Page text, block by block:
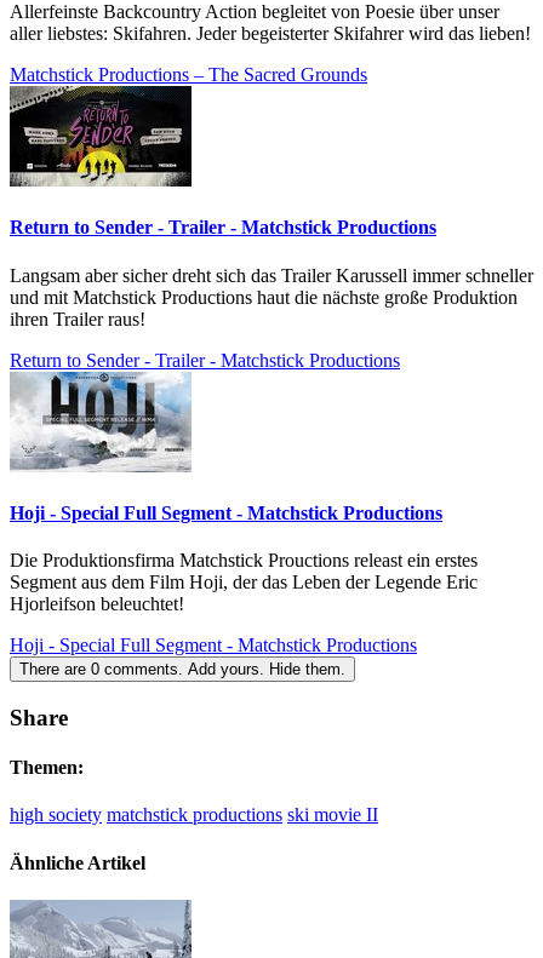
Allerfeinste Backcountry Action begleitet von Poesie über unser
aller liebstes: Skifahren. Jeder begeisterter Skifahrer wird das lieben!
Matchstick Productions – The Sacred Grounds
Return to Sender - Trailer - Matchstick Productions
Langsam aber sicher dreht sich das Trailer Karussell immer schneller
und mit Matchstick Productions haut die nächste große Produktion
ihren Trailer raus!
Return to Sender - Trailer - Matchstick Productions
Hoji - Special Full Segment - Matchstick Productions
Die Produktionsfirma Matchstick Prouctions releast ein erstes
Segment aus dem Film Hoji, der das Leben der Legende Eric
Hjorleifson beleuchtet!
Hoji - Special Full Segment - Matchstick Productions
There are 0 comments. Add yours. Hide them.
Share
Themen:
high society matchstick productions ski movie II
Ähnliche Artikel